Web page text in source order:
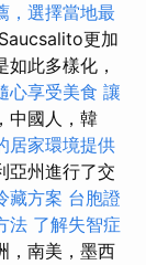
，選擇當地最
Saucsalito更加
此多樣化，
心享受美食 讓
中國人，韓
居家環境提供
亞州進行了交
藏方案 台胞證
法 了解失智症
，南美，墨西